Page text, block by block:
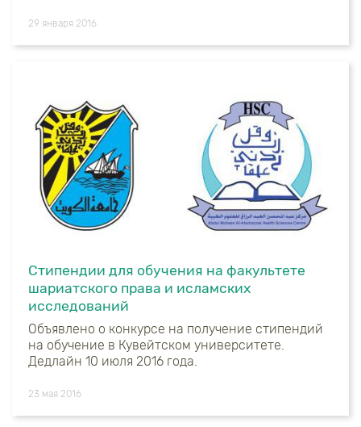
29 января 2016
Стипендии для обучения на факультете
шариатского права и исламских
исследований
Объявлено о конкурсе на получение стипендий
на обучение в Кувейтском университете.
Дедлайн 10 июля 2016 года.
23 мая 2016